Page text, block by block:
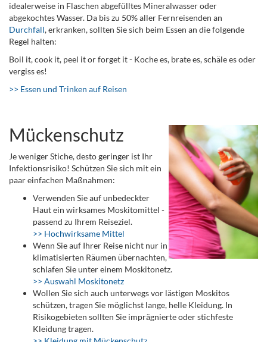
idealerweise in Flaschen abgefülltes Mineralwasser oder
abgekochtes Wasser. Da bis zu 50% aller Fernreisenden an
Durchfall, erkranken, sollten Sie sich beim Essen an die folgende
Regel halten:
Boil it, cook it, peel it or forget it - Koche es, brate es, schäle es oder
vergiss es!
>> Essen und Trinken auf Reisen
Mückenschutz
Je weniger Stiche, desto geringer ist Ihr
Infektionsrisiko! Schützen Sie sich mit ein
paar einfachen Maßnahmen:
Verwenden Sie auf unbedeckter
Haut ein wirksames Moskitomittel -
passend zu Ihrem Reiseziel.
>> Hochwirksame Mittel
Wenn Sie auf Ihrer Reise nicht nur in
klimatisierten Räumen übernachten,
schlafen Sie unter einem Moskitonetz.
>> Auswahl Moskitonetz
Wollen Sie sich auch unterwegs vor lästigen Moskitos
schützen, tragen Sie möglichst lange, helle Kleidung. In
Risikogebieten sollten Sie imprägnierte oder stichfeste
Kleidung tragen.